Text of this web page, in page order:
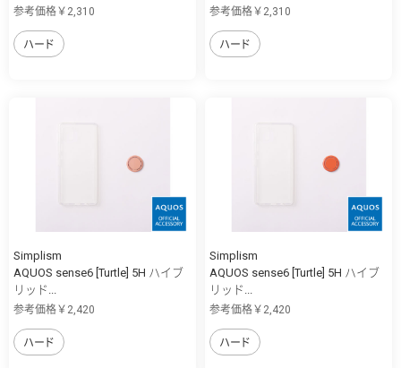
参考価格￥2,310
ハード
参考価格￥2,310
ハード
Simplism
AQUOS sense6 [Turtle] 5H ハイブ
リッド...
参考価格￥2,420
ハード
Simplism
AQUOS sense6 [Turtle] 5H ハイブ
リッド...
参考価格￥2,420
ハード